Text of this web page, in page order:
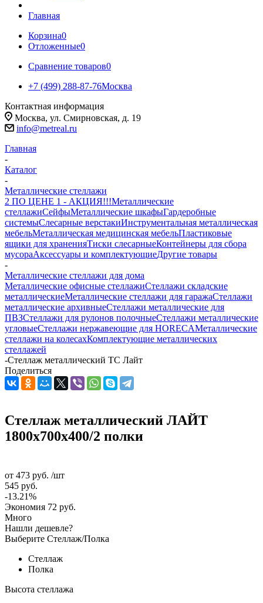
Главная
Корзина0
Отложенные0
Сравнение товаров0
+7 (499) 288-87-76Москва
Контактная информация
Москва, ул. Смирновская, д. 19
info@metreal.ru
Главная
-
Каталог
-
Металлические стеллажи
2 ПО ЦЕНЕ 1 - АКЦИЯ!!!Металлические
стеллажиСейфыМеталлические шкафыГардеробные
системыСлесарные верстакиИнструментальная металлическая
мебельМеталлическая медицинская мебельПластиковые
ящики для храненияТиски слесарныеКонтейнеры для сбора
мусораАксессуары и комплектующиеДругие товары
-
Металлические стеллажи для дома
Металлические офисные стеллажиСтеллажи складские
металлическиеМеталлические стеллажи для гаражаСтеллажи
металлические архивныеСтеллажи металлические для
ПВЗСтеллажи для рулонов полочныеСтеллажи металлические
угловыеСтеллажи нержавеющие для HORECAМеталлические
стеллажи на колесахКомплектующие металлических
стеллажей
-Стеллаж металлический ТС Лайт
Поделиться
Стеллаж металлический ЛАЙТ
1800x700x400/2 полки
от 473 руб. /шт
545 руб.
-13.21%
Экономия 72 руб.
Много
Нашли дешевле?
Выберите Стеллаж/Полка
Стеллаж
Полка
Высота стеллажа